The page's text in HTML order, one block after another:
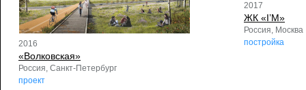
2017
ЖК «I’M»
Россия, Москва
постройка
2016
«Волковская»
Россия, Санкт-Петербург
проект